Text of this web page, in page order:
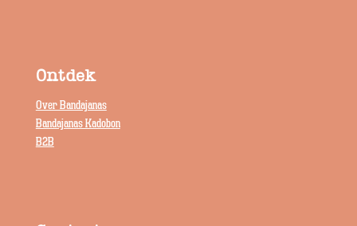
Ontdek
Over Bandajanas
Bandajanas Kadobon
B2B